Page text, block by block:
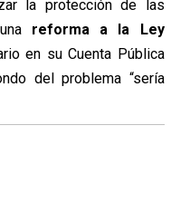
la protección de las
reforma a la Ley
en su Cuenta Pública
del problema “sería